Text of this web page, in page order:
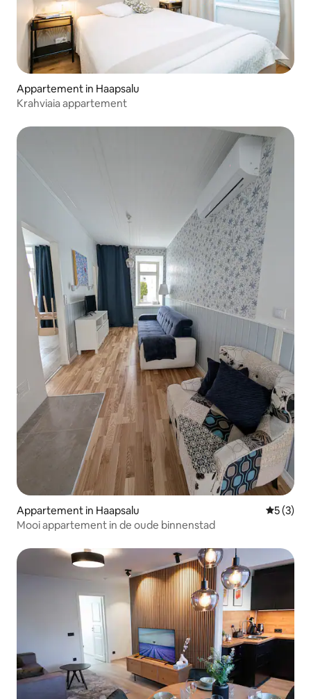
Appartement in Haapsalu
Krahviaia appartement
Appartement in Haapsalu
5 (3)
Mooi appartement in de oude binnenstad